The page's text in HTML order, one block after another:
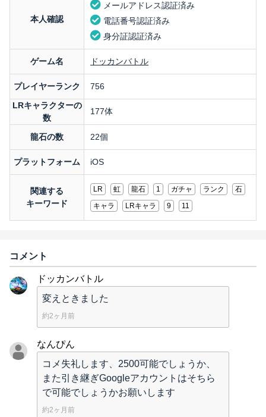
本人確認
メールアドレス認証済み
電話番号認証済み
身分証認証済み
ゲーム名 ドッカンバトル
プレイヤーランク
756
LRキャラクターの
数
177体
龍石の数 22個
プラットフォーム iOS
関連する
キーワード
LR 虹 龍石 1 ガチャ ランク
石
キャラ
LRキャラ 9 11
コメント
ドッカンバトル
変えときました
約2ヶ月前
なんぴん
コメ失礼します、2500可能でしょうか、
また引き継ぎGoogleアカウントはそちら
で可能でしょうかお願いします
約2ヶ月前